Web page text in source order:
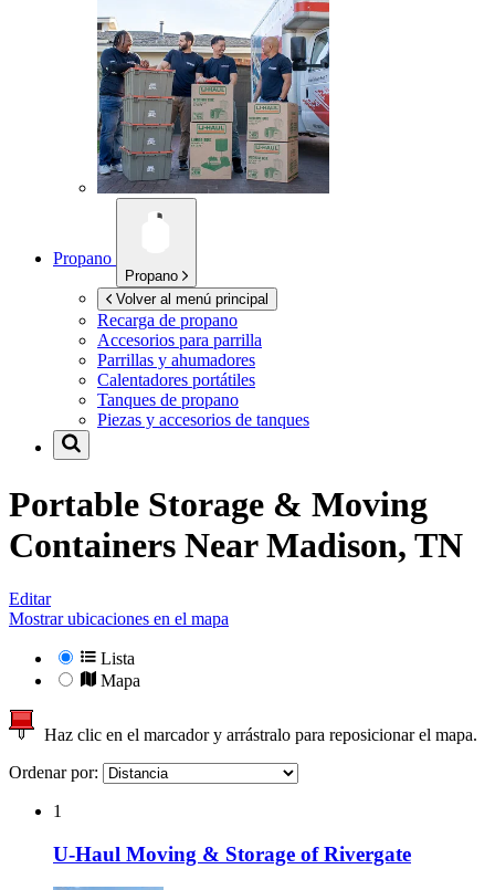
Propano
Propano
Volver al menú principal
Recarga de propano
Accesorios para parrilla
Parrillas y ahumadores
Calentadores portátiles
Tanques de propano
Piezas y accesorios de tanques
Portable Storage & Moving
Containers NearMadison, TN
Editar
Mostrar ubicaciones en el mapa
Lista
Mapa
Haz clic en el marcador y arrástralo para reposicionar el mapa.
Ordenar por:
1
U-Haul Moving & Storage of Rivergate